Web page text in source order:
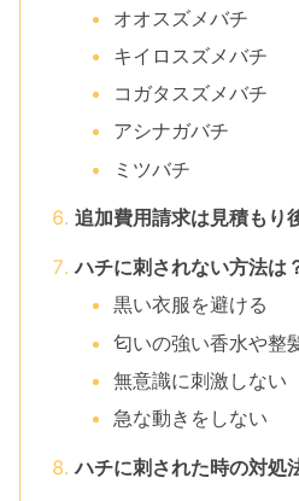
オオスズメバチ
キイロスズメバチ
コガタスズメバチ
アシナガバチ
ミツバチ
追加費用請求は見積もり
ハチに刺されない方法は
黒い衣服を避ける
匂いの強い香水や整
無意識に刺激しない
急な動きをしない
ハチに刺された時の対処